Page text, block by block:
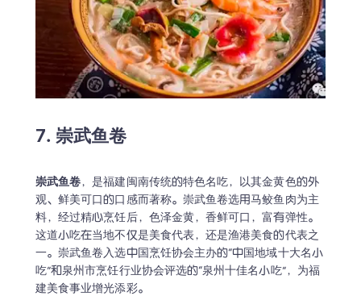
7. 崇武鱼卷
崇武鱼卷，是福建闽南传统的特色名吃，以其金黄色的外
观、鲜美可口的口感而著称。崇武鱼卷选用马鲛鱼肉为主
料，经过精心烹饪后，色泽金黄，香鲜可口，富有弹性。
这道小吃在当地不仅是美食代表，还是渔港美食的代表之
一。崇武鱼卷入选中国烹饪协会主办的“中国地域十大名小
吃”和泉州市烹饪行业协会评选的“泉州十佳名小吃”，为福
建美食事业增光添彩。